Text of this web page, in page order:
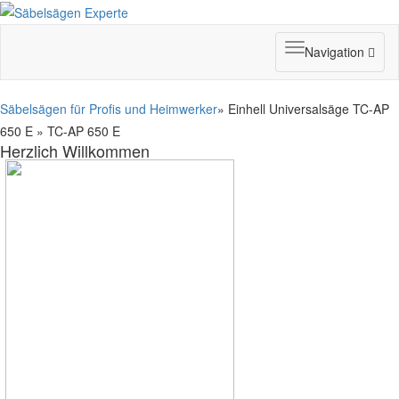
Toggle
navigation
Navigation
Säbelsägen für Profis und Heimwerker» Einhell Universalsäge TC-AP
650 E » TC-AP 650 E
Herzlich Willkommen